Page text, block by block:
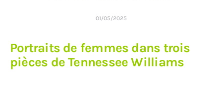
01/05/2025
Portraits de femmes dans trois
pièces de Tennessee Williams